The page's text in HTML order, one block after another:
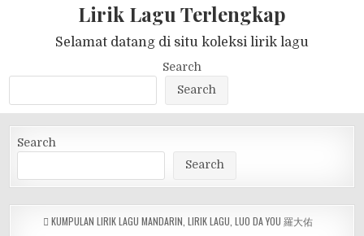
Lirik Lagu Terlengkap
Selamat datang di situ koleksi lirik lagu
Search
Search
Search
Search
POSTED
KUMPULAN LIRIK LAGU MANDARIN LIRIK LAGU LUO DA YOU 羅大佑